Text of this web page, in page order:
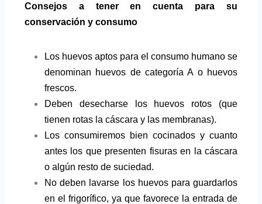
Consejos a tener en cuenta para su
conservación y consumo
Los huevos aptos para el consumo humano se
denominan huevos de categoría A o huevos
frescos.
Deben desecharse los huevos rotos (que
tienen rotas la cáscara y las membranas).
Los consumiremos bien cocinados y cuanto
antes los que presenten fisuras en la cáscara
o algún resto de suciedad.
No deben lavarse los huevos para guardarlos
en el frigorífico, ya que favorece la entrada de